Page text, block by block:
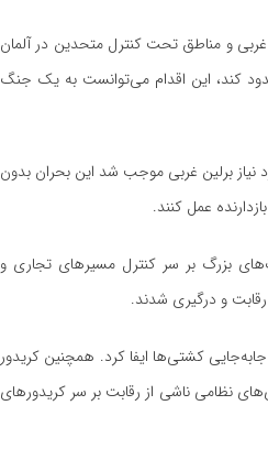
غربی و مناطق تحت کنترل متحدین در آلمان
غربی را مسدود کند، این اقدام می‌توانست به یک جنگ
نیاز برلین غربی موجب شد این بحران بدون
عمل کنند.
بزرگ بر سر کنترل مسیرهای تجاری و
رقابت و درگیری شدند.
کشتی‌ها ایفا کرد. همچنین کریدور
نظامی ناشی از رقابت بر سر کریدورهای